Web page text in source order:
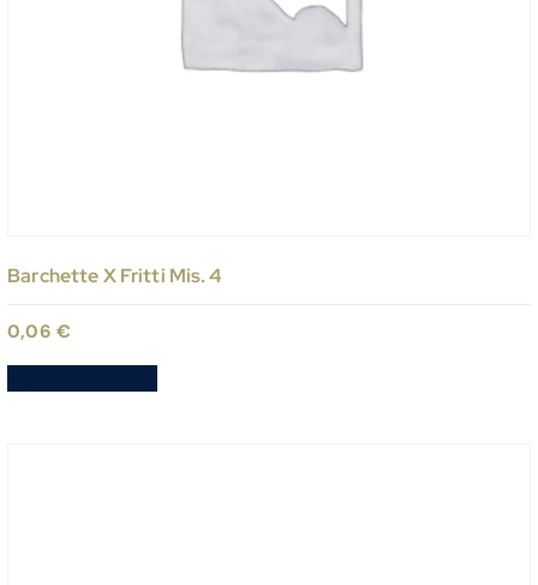
Barchette X Fritti Mis. 4
0,06 €